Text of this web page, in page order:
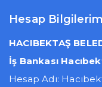
Hesap
HACIBEKTAŞ
İş Bankası
Hesap Adı: